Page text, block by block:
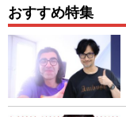
おすすめ特集